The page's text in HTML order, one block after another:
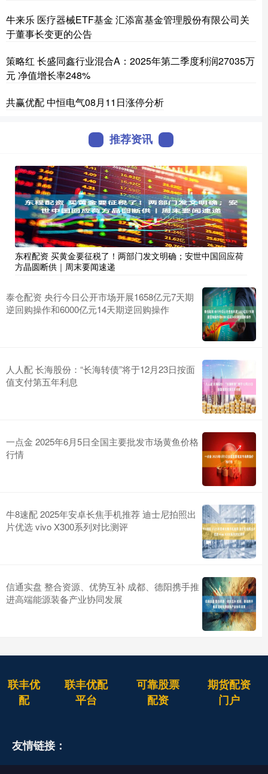
牛来乐 医疗器械ETF基金 汇添富基金管理股份有限公司关
于董事长变更的公告
策略红 长盛同鑫行业混合A：2025年第二季度利润27035万
元 净值增长率248%
共赢优配 中恒电气08月11日涨停分析
推荐资讯
东程配资 买黄金要征税了！两部门发文明确；安世中国回应荷
方晶圆断供｜周末要闻速递
泰仓配资 央行今日公开市场开展1658亿元7天期
逆回购操作和6000亿元14天期逆回购操作
人人配 长海股份：“长海转债”将于12月23日按面
值支付第五年利息
一点金 2025年6月5日全国主要批发市场黄鱼价格
行情
牛8速配 2025年安卓长焦手机推荐 迪士尼拍照出
片优选 vivo X300系列对比测评
信通实盘 整合资源、优势互补 成都、德阳携手推
进高端能源装备产业协同发展
联丰优
配
联丰优配
平台
可靠股票
配资
期货配资
门户
友情链接：